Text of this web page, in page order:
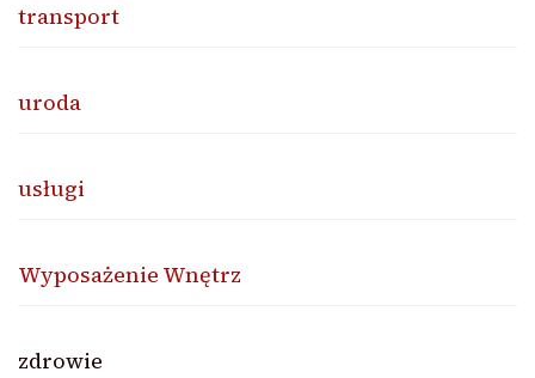
transport
uroda
usługi
Wyposażenie Wnętrz
zdrowie